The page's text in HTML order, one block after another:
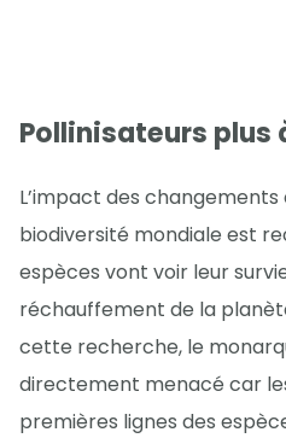
Pollinisateurs plus
L’impact des
biodiversité mondiale est
espèces vont voir leur
réchauffement de la
cette recherche, le
directement menacé car
premières lignes des